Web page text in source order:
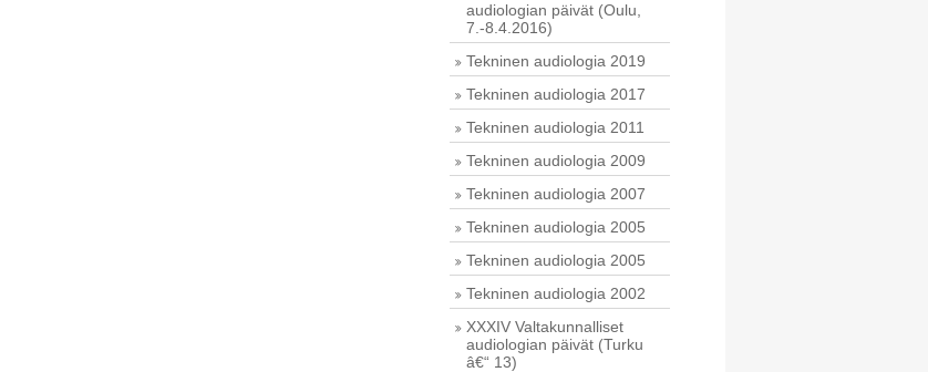
audiologian päivät (Oulu,
7.-8.4.2016)
Tekninen audiologia 2019
Tekninen audiologia 2017
Tekninen audiologia 2011
Tekninen audiologia 2009
Tekninen audiologia 2007
Tekninen audiologia 2005
Tekninen audiologia 2005
Tekninen audiologia 2002
XXXIV Valtakunnalliset
audiologian päivät (Turku
â€“ 13)